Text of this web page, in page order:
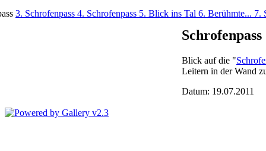
Schrofenpass
Blick auf die "
Leitern in der Wand
Datum: 19.07.2011
3. Schrofenpass 4. Schrofenpass 5. Blick ins Tal 6. Berühmte... 7.